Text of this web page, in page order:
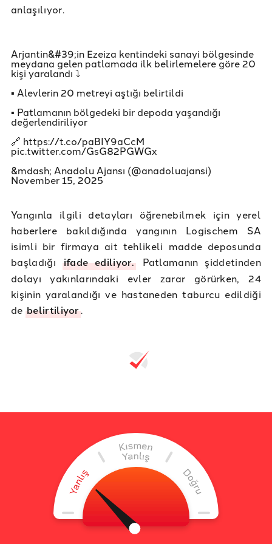
anlaşılıyor.
Arjantin&#39;in Ezeiza kentindeki sanayi bölgesinde
meydana gelen patlamada ilk belirlemelere göre 20
kişi yaralandı ⤵️
▪️ Alevlerin 20 metreyi aştığı belirtildi
▪️ Patlamanın bölgedeki bir depoda yaşandığı
değerlendiriliyor
🔗 https://t.co/paBIY9aCcM
pic.twitter.com/GsG82PGWGx
&mdash; Anadolu Ajansı (@anadoluajansi)
November 15, 2025
Yangınla ilgili detayları öğrenebilmek için yerel
haberlere bakıldığında yangının Logischem SA
isimli bir firmaya ait tehlikeli madde deposunda
başladığı ifade ediliyor.Patlamanın şiddetinden
dolayı yakınlarındaki evler zarar görürken, 24
kişinin yaralandığı ve hastaneden taburcu edildiği
de belirtiliyor.